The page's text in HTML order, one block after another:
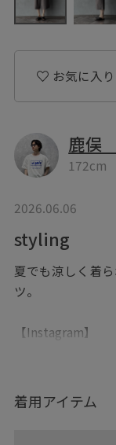
お気に入
鹿俣
172cm
2026.06.06
styling
夏でも涼しく着
ツ。
【Instagram】
【information】
▷お気に入りの投
に入りに追加し
着用アイテム